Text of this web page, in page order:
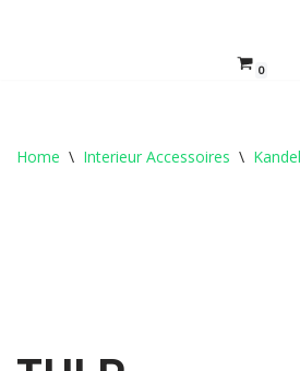
0
Home \ Interieur Accessoires \